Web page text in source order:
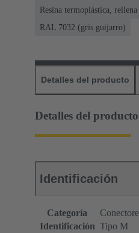
Resina termoplástica,
RAL 7032 (gris guijarro)
Detalles del producto
Detalles del producto
Identificación
Categoría
Identificación Tipo M